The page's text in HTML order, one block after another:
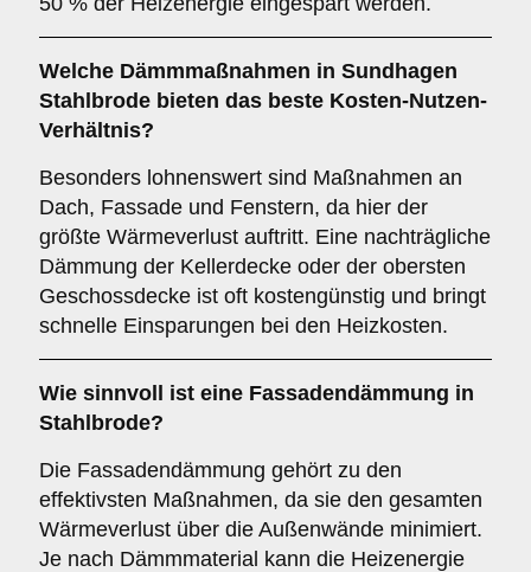
Welche Dämmmaßnahmen in Sundhagen
Stahlbrode bieten das beste Kosten-Nutzen-
Verhältnis?
Besonders lohnenswert sind Maßnahmen an
Dach, Fassade und Fenstern, da hier der
größte Wärmeverlust auftritt. Eine nachträgliche
Dämmung der Kellerdecke oder der obersten
Geschossdecke ist oft kostengünstig und bringt
schnelle Einsparungen bei den Heizkosten.
Wie sinnvoll ist eine Fassadendämmung in
Stahlbrode?
Die Fassadendämmung gehört zu den
effektivsten Maßnahmen, da sie den gesamten
Wärmeverlust über die Außenwände minimiert.
Je nach Dämmmaterial kann die Heizenergie